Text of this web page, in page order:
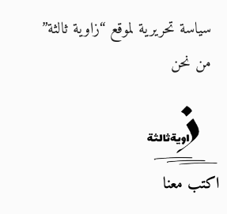
سياسة تحريرية لموقع “زاوية ثالثة”
من نحن
اكتب معنا